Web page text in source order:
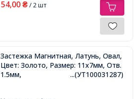
54,00 ₴/ 2 шт
Застежка Магнитная, Латунь, Овал,
Цвет: Золото, Размер: 11x7мм, Отв.
1.5мм,
...(УТ100031287)